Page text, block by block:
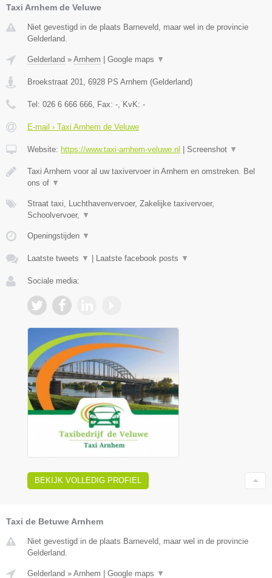
Taxi Arnhem de Veluwe
Niet gevestigd in de plaats Barneveld, maar wel in de provincie
Gelderland.
Gelderland » Arnhem Google maps ▼
Broekstraat 201, 6928 PS Arnhem (Gelderland)
Tel: 026 6 666 666, Fax: -, KvK: -
E-mail › Taxi Arnhem de Veluwe
Website: https://www.taxi-arnhem-veluwe.nl Screenshot ▼
Taxi Arnhem voor al uw taxivervoer in Arnhem en omstreken. Bel
ons of ▼
Straat taxi, Luchthavenvervoer, Zakelijke taxivervoer,
Schoolvervoer, ▼
Openingstijden ▼
Laatste tweets ▼ Laatste facebook posts ▼
Sociale media:
BEKIJK VOLLEDIG PROFIEL
Taxi de Betuwe Arnhem
Niet gevestigd in de plaats Barneveld, maar wel in de provincie
Gelderland.
Gelderland » Arnhem Google maps ▼